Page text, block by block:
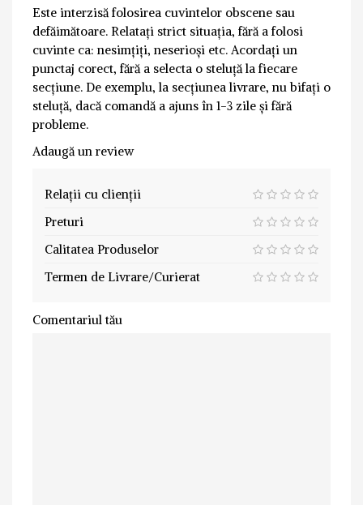
Este interzisă folosirea cuvintelor obscene sau
defăimătoare. Relatați strict situația, fără a folosi
cuvinte ca: nesimțiți, neserioși etc. Acordați un
punctaj corect, fără a selecta o steluță la fiecare
secțiune. De exemplu, la secțiunea livrare, nu bifați o
steluță, dacă comandă a ajuns în 1-3 zile și fără
probleme.
Adaugă un review
Relații cu clienții
Preturi
Calitatea Produselor
Termen de Livrare/Curierat
Comentariul tău